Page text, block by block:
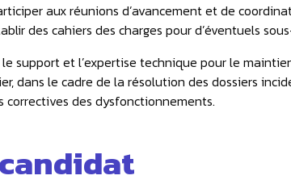
aux réunions d’avancement et de
des cahiers des charges pour d’éventuels
support et l’expertise technique pour le
dans le cadre de la résolution des dossiers
correctives des dysfonctionnements.